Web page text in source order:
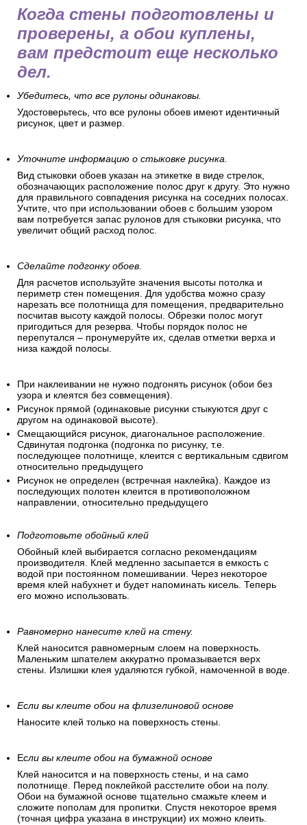
Когда стены подготовлены и
проверены, а обои куплены,
вам предстоит еще несколько
дел.
Убедитесь, что все рулоны одинаковы.
Удостоверьтесь, что все рулоны обоев имеют идентичный
рисунок, цвет и размер.
Уточните информацию о стыковке рисунка.
Вид стыковки обоев указан на этикетке в виде стрелок,
обозначающих расположение полос друг к другу. Это нужно
для правильного совпадения рисунка на соседних полосах.
Учтите, что при использовании обоев с большим узором
вам потребуется запас рулонов для стыковки рисунка, что
увеличит общий расход полос.
Сделайте подгонку обоев.
Для расчетов используйте значения высоты потолка и
периметр стен помещения. Для удобства можно сразу
нарезать все полотнища для помещения, предварительно
посчитав высоту каждой полосы. Обрезки полос могут
пригодиться для резерва. Чтобы порядок полос не
перепутался – пронумеруйте их, сделав отметки верха и
низа каждой полосы.
При наклеивании не нужно подгонять рисунок (обои без
узора и клеятся без совмещения).
Рисунок прямой (одинаковые рисунки стыкуются друг с
другом на одинаковой высоте).
Смещающийся рисунок, диагональное расположение.
Сдвинутая подгонка (подгонка по рисунку, т.е.
последующее полотнище, клеится с вертикальным сдвигом
относительно предыдущего
Рисунок не определен (встречная наклейка). Каждое из
последующих полотен клеится в противоположном
направлении, относительно предыдущего
Подготовьте обойный клей
Обойный клей выбирается согласно рекомендациям
производителя. Клей медленно засыпается в емкость с
водой при постоянном помешивании. Через некоторое
время клей набухнет и будет напоминать кисель. Теперь
его можно использовать.
Равномерно нанесите клей на стену.
Клей наносится равномерным слоем на поверхность.
Маленьким шпателем аккуратно промазывается верх
стены. Излишки клея удаляются губкой, намоченной в воде.
Если вы клеите обои на флизелиновой основе
Наносите клей только на поверхность стены.
Если вы клеите обои на бумажной основе
Клей наносится и на поверхность стены, и на само
полотнище. Перед поклейкой расстелите обои на полу.
Обои на бумажной основе тщательно смажьте клеем и
сложите пополам для пропитки. Спустя некоторое время
(точная цифра указана в инструкции) их можно клеить.